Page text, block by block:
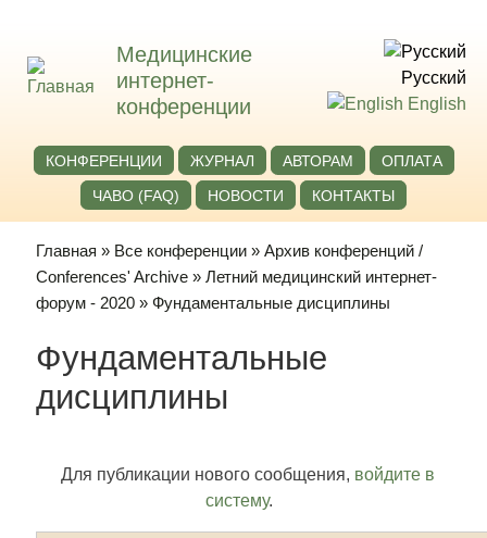
Медицинские
интернет-
конференции
Русский
English
КОНФЕРЕНЦИИ ЖУРНАЛ АВТОРАМ
ОПЛАТА
ЧАВО (FAQ)
НОВОСТИ КОНТАКТЫ
Главная » Все конференции »Архив конференций /
Conferences' Archive »Летний медицинский интернет-
форум - 2020 » Фундаментальные дисциплины
Фундаментальные
дисциплины
Для публикации нового сообщения, войдите в
систему.